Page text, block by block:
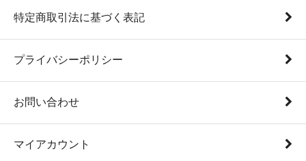
特定商取引法に基づく表記
プライバシーポリシー
お問い合わせ
マイアカウント